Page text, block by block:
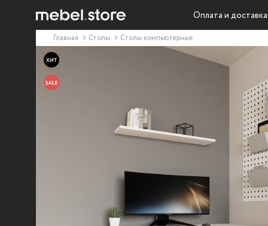
Оплата и доставка
Главная Столы Столы компьютерные